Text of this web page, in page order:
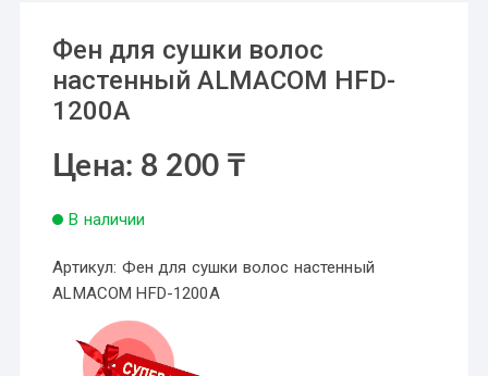
Фен для сушки волос
настенный ALMACOM HFD-
1200A
Цена: 8 200 ₸
В наличии
Артикул: Фен для сушки волос настенный
ALMACOM HFD-1200A